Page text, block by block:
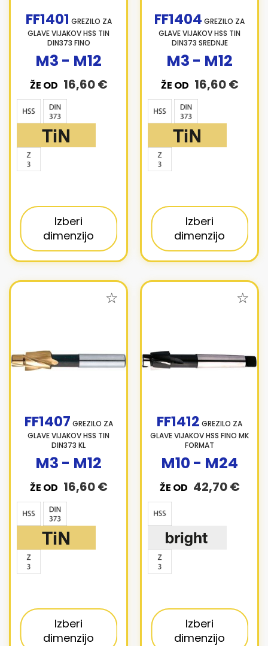
FF1401 GREZILO ZA
GLAVE VIJAKOV HSS TIN
DIN373 FINO
ŽE OD 16,60 €
M3 - M12
Izberi
dimenzijo
FF1404 GREZILO ZA
GLAVE VIJAKOV HSS TIN
DIN373 SREDNJE
ŽE OD 16,60 €
M3 - M12
Izberi
dimenzijo
FF1407 GREZILO ZA
GLAVE VIJAKOV HSS TIN
DIN373 KL
ŽE OD 16,60 €
M3 - M12
Izberi
dimenzijo
FF1412 GREZILO ZA
GLAVE VIJAKOV HSS FINO MK
FORMAT
ŽE OD 42,70 €
M10 - M24
Izberi
dimenzijo